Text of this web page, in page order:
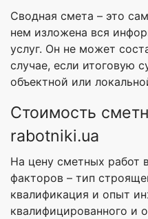
Сводная смета – это
нем изложена вся
услуг. Он не может
случае, если итоговую
объектной или
Стоимость
rabotniki.ua
На цену сметных работ
факторов – тип
квалификация и опыт
квалифицированного и